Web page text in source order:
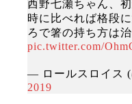
西野七瀬ちゃん、
時に比べれば格段
ろで箸の持ち方は
pic.twitter.com/
— ロールスロイス
2019